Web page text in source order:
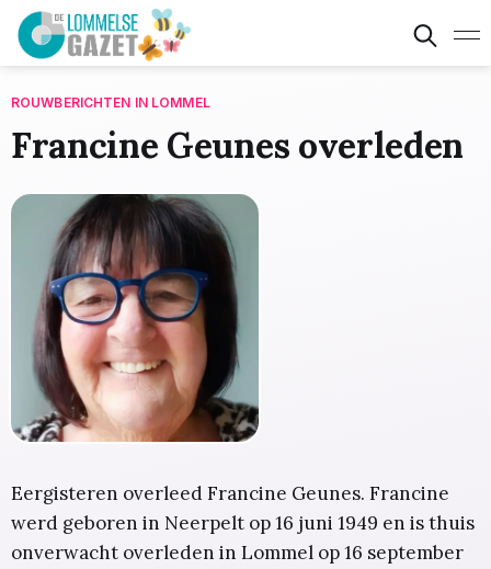
ROUWBERICHTEN IN LOMMEL
Francine Geunes overleden
Eergisteren overleed Francine Geunes. Francine
werd geboren in Neerpelt op 16 juni 1949 en is thuis
onverwacht overleden in Lommel op 16 september